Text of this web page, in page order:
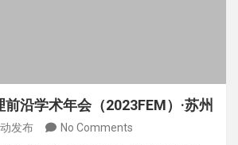
沿学术年会（2023FEM）·苏州
发布 No Comments